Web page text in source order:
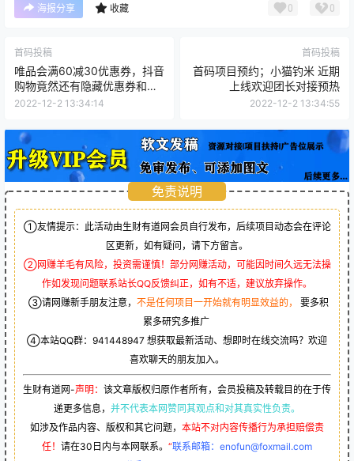
海报分享 收藏 0 0
首码投稿
唯品会满60减30优惠券，抖音
购物竟然还有隐藏优惠券和返
利?
2022-12-2 13:34:14
首码投稿
首码项目预约；小猫钓米 近期
上线欢迎团长对接预热
2022-12-2 13:34:55
免责说明
①友情提示：此活动由生财有道网会员自行发布，后续项目动态会在评论
区更新，如有疑问，请下方留言。
②网赚羊毛有风险，投资需谨慎！部分网赚活动，可能因时间久远无法操
作如发现问题联系站长QQ反馈纠正，如有不适，建议放弃操作。
③请网赚新手朋友注意， 不是任何项目一开始就有明显效益的，
要多积
累多研究多推广
④本站QQ群： 941448947 想获取最新活动、想即时在线交流吗？欢迎
喜欢聊天的朋友加入。
生财有道网-声明： 该文章版权归原作者所有，会员投稿及转载目的在于传
递更多信息， 并不代表本网赞同其观点和对其真实性负责。
如涉及作品内容、版权和其它问题， 本站不对内容传播行为承担赔偿责
任！ 请在30日内与本网联系。 “联系邮箱：enofun@foxmail.com